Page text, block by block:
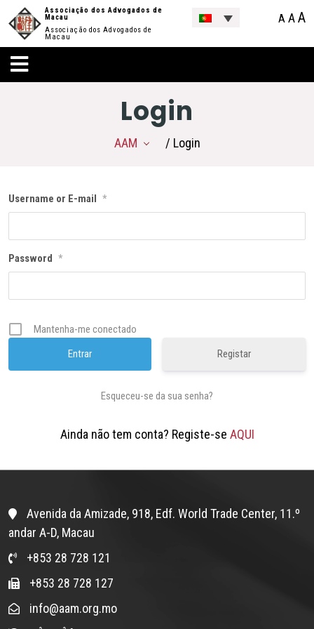
Associação dos Advogados de
Macau
Associação dos Advogados de
Macau
A AA
Login
AAM / Login
Username or E-mail *
Password *
Mantenha-me conectado
Registar
Esqueceu-se da sua senha?
Ainda não tem conta? Registe-se AQUI
Avenida da Amizade, 918, Edf. World Trade Center, 11.º
andar A-D, Macau
+853 28 728 121
+853 28 728 127
info@aam.org.mo